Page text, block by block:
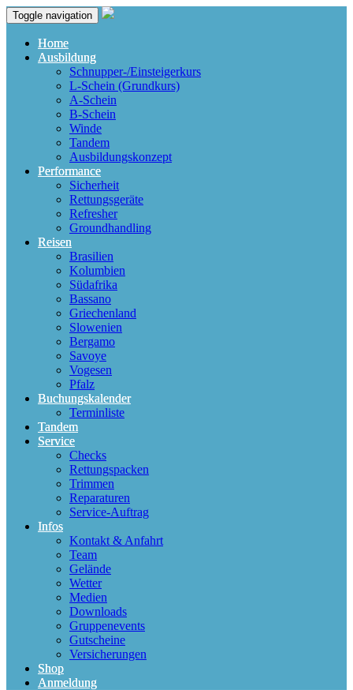
Toggle navigation
Home
Ausbildung
Schnupper-/Einsteigerkurs
L-Schein (Grundkurs)
A-Schein
B-Schein
Winde
Tandem
Ausbildungskonzept
Performance
Sicherheit
Rettungsgeräte
Refresher
Groundhandling
Reisen
Brasilien
Kolumbien
Südafrika
Bassano
Griechenland
Slowenien
Bergamo
Savoye
Vogesen
Pfalz
Buchungskalender
Terminliste
Tandem
Service
Checks
Rettungspacken
Trimmen
Reparaturen
Service-Auftrag
Infos
Kontakt & Anfahrt
Team
Gelände
Wetter
Medien
Downloads
Gruppenevents
Gutscheine
Versicherungen
Shop
Anmeldung